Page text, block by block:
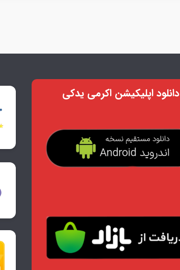
دانلود اپلیکیشن اکرمی یدکی